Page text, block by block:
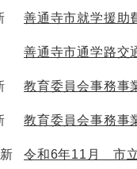
善通寺市就学援助
善通寺市通学路交
教育委員会事務事
教育委員会事務事
令和6年11月 市